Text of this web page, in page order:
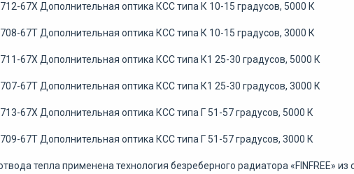
67Х Дополнительная оптика КСС типа К 10-15 градусов, 5000 К
67Т Дополнительная оптика КСС типа К 10-15 градусов, 3000 К
67Х Дополнительная оптика КСС типа К1 25-30 градусов, 5000 К
67Т Дополнительная оптика КСС типа К1 25-30 градусов, 3000 К
67Х Дополнительная оптика КСС типа Г 51-57 градусов, 5000 К
67Т Дополнительная оптика КСС типа Г 51-57 градусов, 3000 К
тепла применена технология безреберного радиатора «FINFREE»